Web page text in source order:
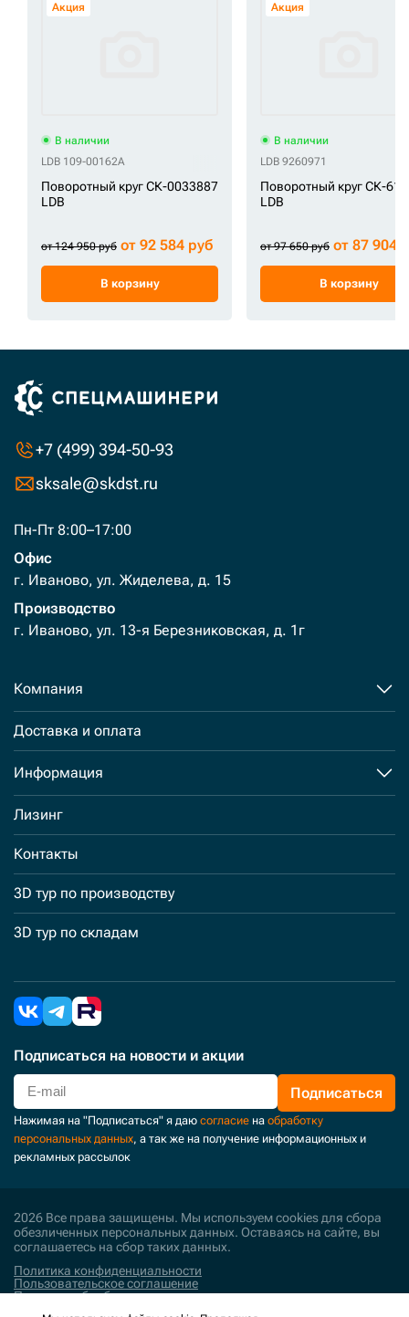
Акция
В наличии
LDB 109-00162A
Поворотный круг СК-0033887
LDB
от 124 950 руб от 92 584 руб
В корзину
Акция
В наличии
LDB 9260971
Поворотный круг СК-
LDB
от 97 650 руб от 87 904
В корзину
+7 (499) 394-50-93
sksale@skdst.ru
Пн-Пт 8:00–17:00
Офис
г. Иваново, ул. Жиделева, д. 15
Производство
г. Иваново, ул. 13-я Березниковская, д. 1г
Компания
Доставка и оплата
Информация
Лизинг
Контакты
3D тур по производству
3D тур по складам
Подписаться на новости и акции
Подписаться
Нажимая на "Подписаться" я даю согласие на обработку
персональных данных, а так же на получение информационных и
рекламных рассылок
2026 Все права защищены. Мы используем cookies для сбора
обезличенных персональных данных. Оставаясь на сайте, вы
соглашаетесь на сбор таких данных.
Политика конфиденциальности
Пользовательское соглашение
Политика обработки персональных данных